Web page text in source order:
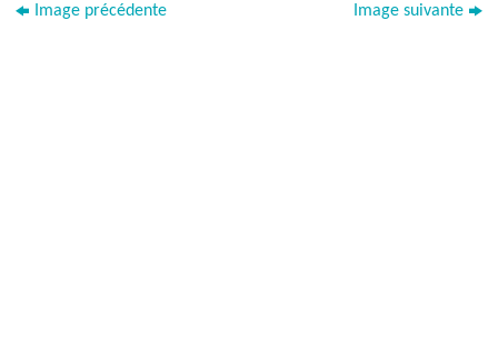
Image précédente Image suivante